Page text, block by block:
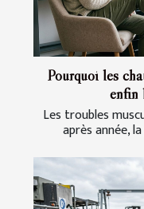
Pourquoi les
enfin
Les troubles
après année,